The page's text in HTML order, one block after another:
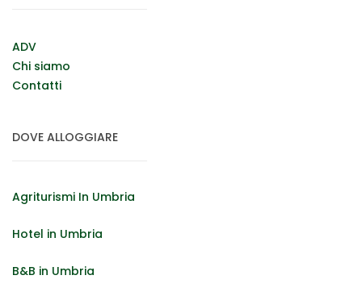
ADV
Chi siamo
Contatti
DOVE ALLOGGIARE
Agriturismi In Umbria
Hotel in Umbria
B&B in Umbria